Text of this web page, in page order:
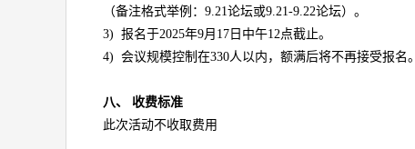
（备注格式举例：9.21论坛或9.21-9.22论坛）。
3) 报名于2025年9月17日中午12点截止。
4) 会议规模控制在330人以内，额满后将不再接受报名。
八、 收费标准
此次活动不收取费用